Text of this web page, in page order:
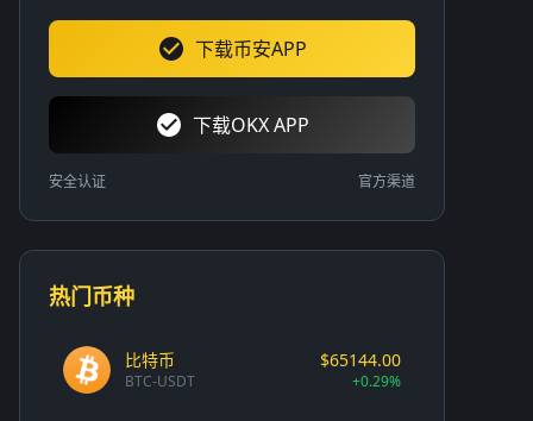
下载币安APP
下载OKX APP
安全认证 官方渠道
热门币种
比特币
BTC-USDT
$65144.00
+0.29%